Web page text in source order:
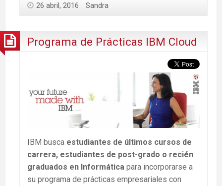
26 abril, 2016 Sandra
Programa de Prácticas IBM Cloud
IBM busca estudiantes de últimos cursos de
carrera, estudiantes de post-grado o recién
graduados en Informática para incorporarse a
su programa de prácticas empresariales con